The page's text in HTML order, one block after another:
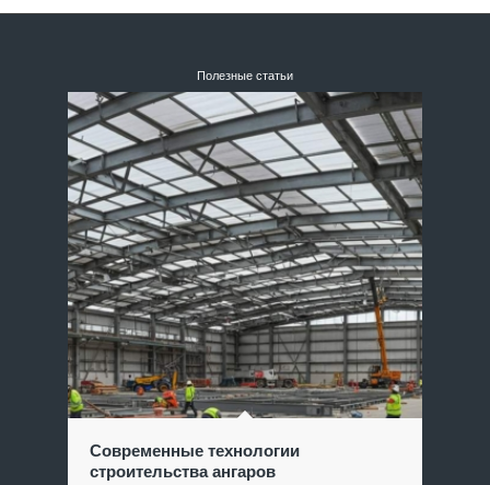
Полезные статьи
Современные технологии
строительства ангаров